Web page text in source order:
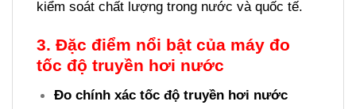
kiểm soát chất lượng trong nước và quốc tế.
3. Đặc điểm nổi bật của máy đo
tốc độ truyền hơi nước
Đo chính xác tốc độ truyền hơi nước